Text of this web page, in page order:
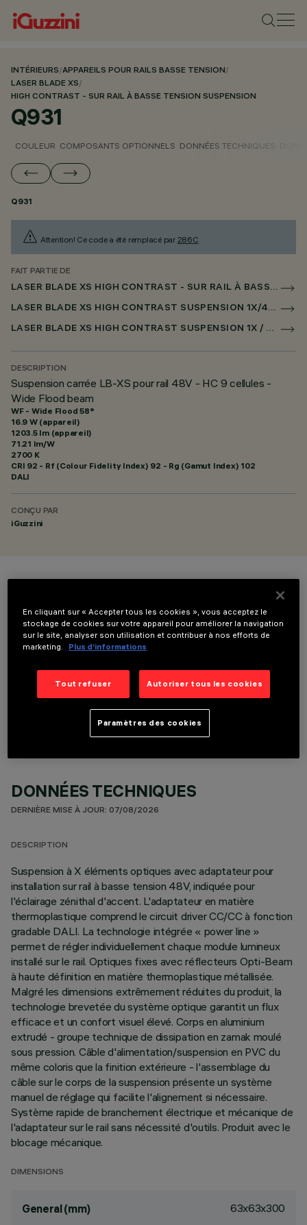
INTÉRIEURS/APPAREILS POUR RAILS BASSE TENSION/
LASER BLADE XS/
HIGH CONTRAST - SUR RAIL À BASSE TENSION SUSPENSION
Q931
COULEUR COMPOSANTS OPTIONNELS DONNÉES TECHNIQUES
Q931
Attention! Ce code a été remplacé par 286C.
FAIT PARTIE DE
LASER BLADE XS HIGH CONTRAST - SUR RAIL À BASSE TENSION SUSPENSION
LASER BLADE XS HIGH CONTRAST SUSPENSION 1X/4X/9X SUR RAIL LOW VOLTAGE DALI POWERLINE
LASER BLADE XS HIGH CONTRAST SUSPENSION 1X / 4X / 9X POUR SUPERRAIL DALI POWERLINE
DESCRIPTION
Suspension carrée LB-XS pour rail 48V - HC 9 cellules -
Wide Flood beam
WF - Wide Flood 58°
16.9 W (appareil)
1203.5 lm (appareil)
71.21 lm/W
2700 K
CRI 92 - Rf (Colour Fidelity Index) 92 - Rg (Gamut Index) 102
DALI
CONÇU PAR
iGuzzini
COMPOSANTS OPTIONNELS
DONNÉES TECHNIQUES
DERNIÈRE MISE À JOUR: 07/08/2026
DESCRIPTION
Suspension à X éléments optiques avec adaptateur pour
installation sur rail à basse tension 48V, indiquée pour
l'éclairage zénithal d'accent. L'adaptateur en matière
thermoplastique comprend le circuit driver CC/CC à fonction
gradable DALI. La technologie intégrée « power line »
permet de régler individuellement chaque module lumineux
installé sur le rail. Optiques fixes avec réflecteurs Opti-Beam
à haute définition en matière thermoplastique métallisée.
Malgré les dimensions extrêmement réduites du produit, la
technologie brevetée du système optique garantit un flux
efficace et un confort visuel élevé. Corps en aluminium
extrudé - groupe technique de dissipation en zamak moulé
sous pression. Câble d'alimentation/suspension en PVC du
même coloris que la finition extérieure - l'assemblage du
câble sur le corps de la suspension présente un système
manuel de réglage qui facilite l'alignement si nécessaire.
Système rapide de branchement électrique et mécanique de
l'adaptateur sur le rail sans nécessité d'outils. Produit avec le
blocage mécanique.
DIMENSIONS
General (mm) 63x63x300
En cliquant sur « Accepter tous les cookies », vous acceptez le
stockage de cookies sur votre appareil pour améliorer la navigation
sur le site, analyser son utilisation et contribuer à nos efforts de
marketing.
Plus d’informations
Tout refuser Autoriser tous les cookies
Paramètres des cookies